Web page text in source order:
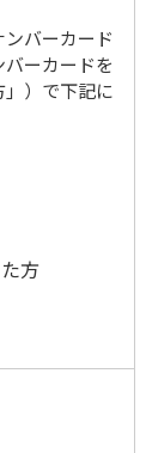
バーカード
ーカードを
）で下記に
方